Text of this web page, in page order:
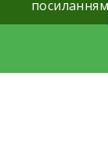
посиланням